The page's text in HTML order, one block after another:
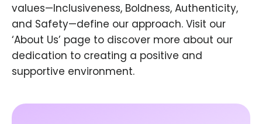
values—Inclusiveness, Boldness, Authenticity,
and Safety—define our approach. Visit our
‘About Us’ page to discover more about our
dedication to creating a positive and
supportive environment.